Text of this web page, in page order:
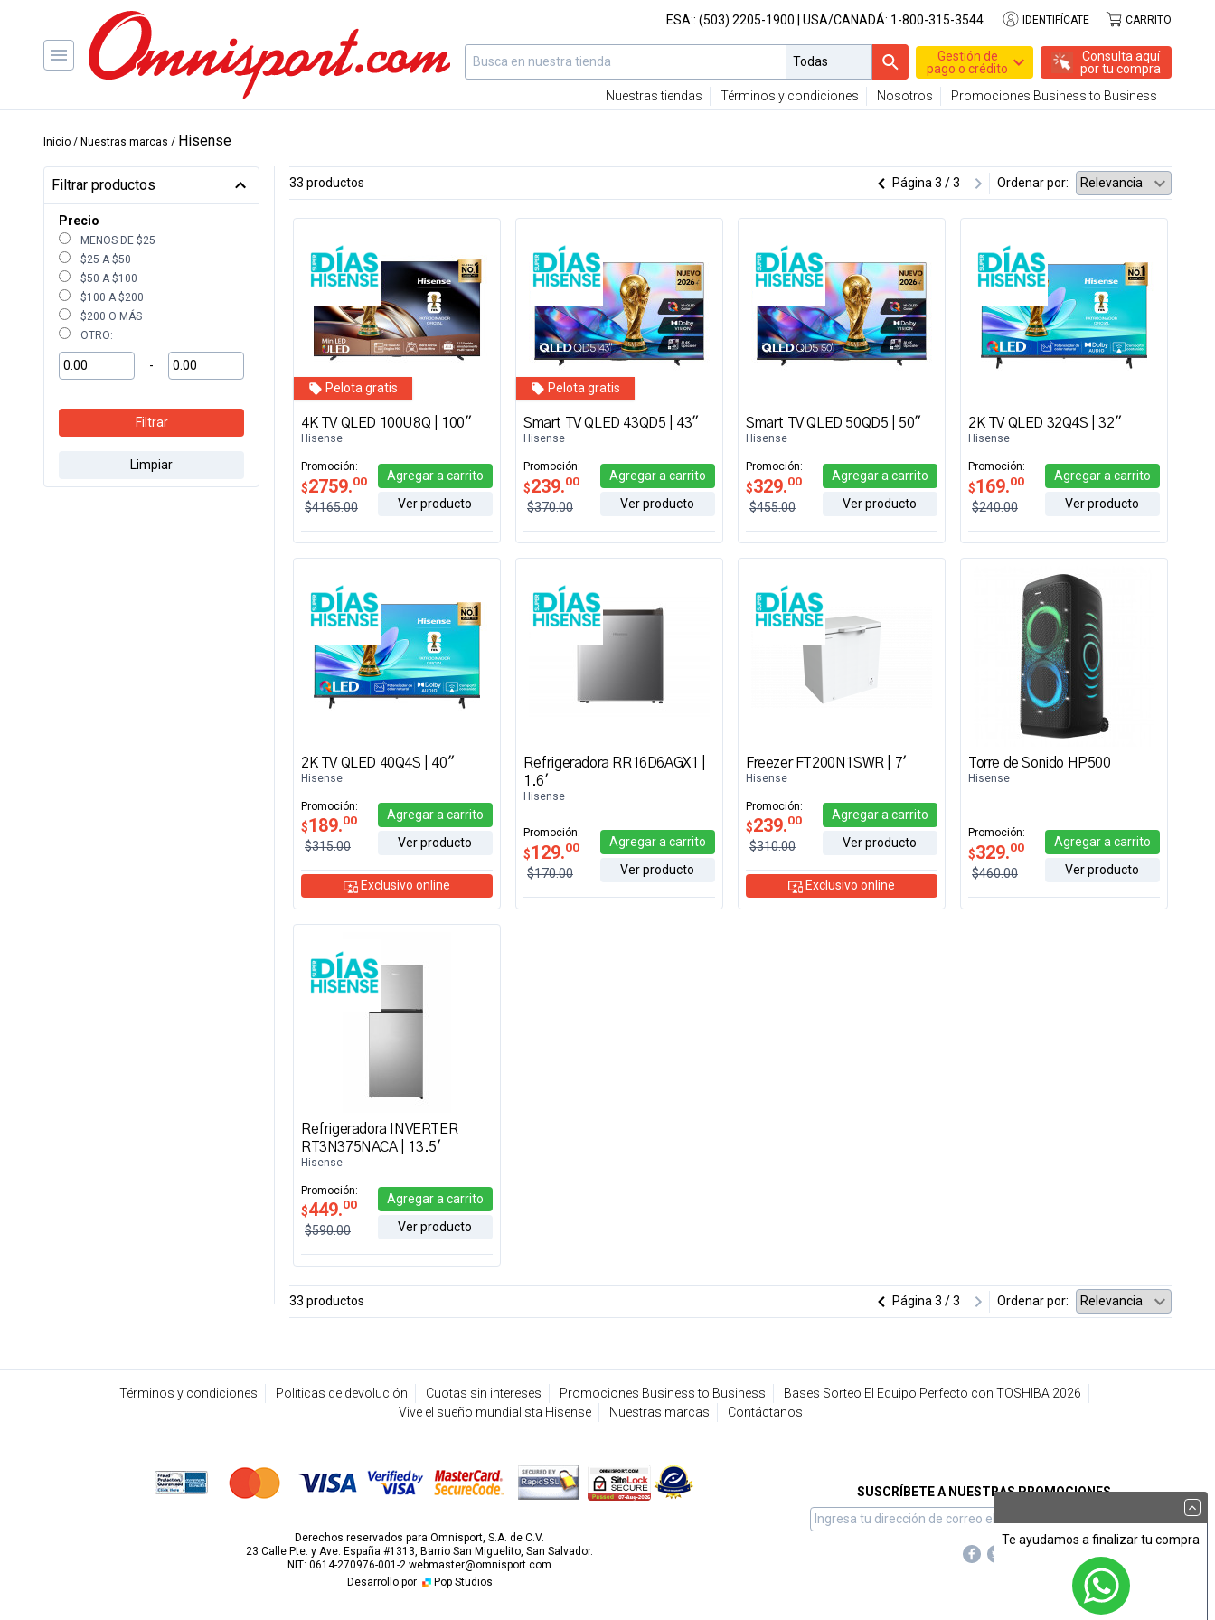
Te ayudamos a finalizar tu compra
ESA:: (503) 2205-1900 | USA/CANADÁ: 1-800-315-3544. IDENTIFÍCATE CARRITO
Gestión de
pago o crédito
Consulta aquí
por tu compra
Nuestras tiendas
Términos y condiciones Nosotros Promociones Business to Business
Inicio / Nuestras marcas / Hisense
Filtrar productos
Precio
MENOS DE $25
$25 A $50
$50 A $100
$100 A $200
$200 O MÁS
OTRO:
-
Filtrar
Limpiar
33 productos Página 3 / 3 Ordenar por:
Pelota gratis
4K TV QLED 100U8Q | 100"
Hisense
Promoción:
$2759.00
$4165.00
Agregara carrito
Ver producto
Pelota gratis
Smart TV QLED 43QD5 | 43"
Hisense
Promoción:
$239.00
$370.00
Agregara carrito
Ver producto
Smart TV QLED 50QD5 | 50"
Hisense
Promoción:
$329.00
$455.00
Agregara carrito
Ver producto
2K TV QLED 32Q4S | 32"
Hisense
Promoción:
$169.00
$240.00
Agregara carrito
Ver producto
2K TV QLED 40Q4S | 40"
Hisense
Promoción:
$189.00
$315.00
Agregara carrito
Ver producto
Exclusivo online
Refrigeradora RR16D6AGX1 |
1.6'
Hisense
Promoción:
$129.00
$170.00
Agregara carrito
Ver producto
Freezer FT200N1SWR | 7'
Hisense
Promoción:
$239.00
$310.00
Agregara carrito
Ver producto
Exclusivo online
Torre de Sonido HP500
Hisense
Promoción:
$329.00
$460.00
Agregara carrito
Ver producto
Refrigeradora INVERTER
RT3N375NACA | 13.5'
Hisense
Promoción:
$449.00
$590.00
Agregara carrito
Ver producto
33 productos Página3 / 3 Ordenar por:
Términos y condiciones Políticas de devolución Cuotas sin intereses Promociones Business to Business
Bases Sorteo El Equipo Perfecto con TOSHIBA 2026
Vive el sueño mundialista Hisense
Nuestras marcas Contáctanos
SUSCRÍBETE A NUESTRAS PROMOCIONES
Derechos reservados para Omnisport, S.A. de C.V.
23 Calle Pte. y Ave. España #1313, Barrio San Miguelito, San Salvador.
NIT: 0614-270976-001-2 webmaster@omnisport.com
Desarrollo por
Pop Studios